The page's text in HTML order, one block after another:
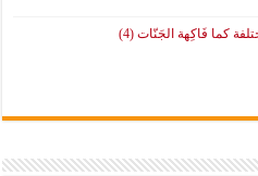
كما فَاكِهة الجَنّات (4)